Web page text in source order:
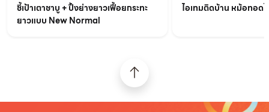
ชี้เป้าเตาชาบู + ปิ้งย่างยาวเฟื้อยกระทะ
ยาวแบบ New Normal
ไอเทมติดบ้าน หม้อทอด